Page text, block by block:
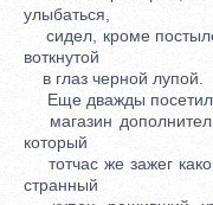
улыбаться,
сидел, кроме
воткнутой
в глаз черной лупой.
Еще дважды посетило
магазин
который
тотчас же зажег
странный